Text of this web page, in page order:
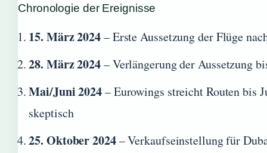
Chronologie der Ereignisse
15. März 2024– Erste Aussetzung der Flüge
28. März 2024– Verlängerung der Aussetzung
Mai/Juni 2024– Eurowings streicht Routen bis
skeptisch
25. Oktober 2024– Verkaufseinstellung für